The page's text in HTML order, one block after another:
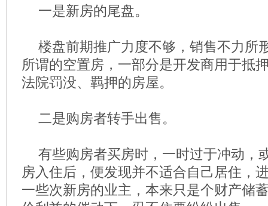
一是新房的尾盘。
楼盘前期推广力度不够，销售不力所
所谓的空置房，一部分是开发商用于抵
法院罚没、羁押的房屋。
二是购房者转手出售。
有些购房者买房时，一时过于冲动，
房入住后，便发现并不适合自己居住，
一些次新房的业主，本来只是个财产储